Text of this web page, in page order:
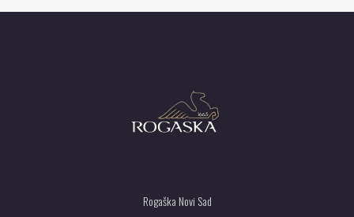
Rogaška Novi Sad